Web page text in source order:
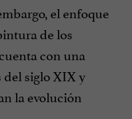
el enfoque
de los
con una
del siglo XIX y
la evolución